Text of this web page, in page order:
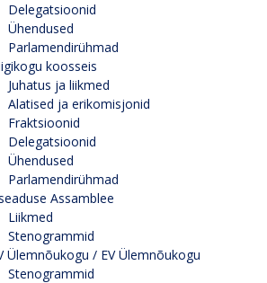
Delegatsioonid
Ühendused
Parlamendirühmad
koosseis
Juhatus ja liikmed
Alatised ja erikomisjonid
Fraktsioonid
Delegatsioonid
Ühendused
Parlamendirühmad
Assamblee
Liikmed
Stenogrammid
Ülemnõukogu / EV Ülemnõukogu
Stenogrammid